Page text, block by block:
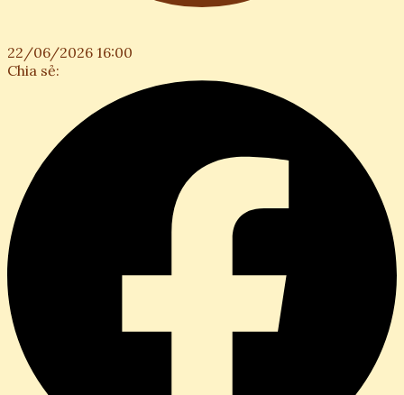
22/06/2026 16:00
Chia sẻ: